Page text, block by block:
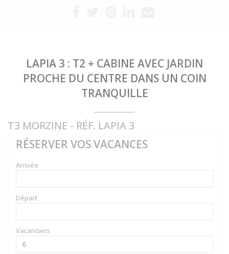
LAPIA 3 : T2 + CABINE AVEC JARDIN
PROCHE DU CENTRE DANS UN COIN
TRANQUILLE
T3 MORZINE - RÉF. LAPIA 3
RÉSERVER VOS VACANCES
Arrivée
Départ
Vacanciers